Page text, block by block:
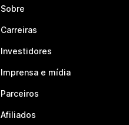
Sobre
Carreiras
Investidores
Imprensa e mídia
Parceiros
Afiliados